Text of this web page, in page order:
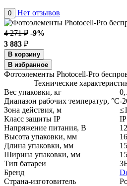
0 Нет отзывов
4 271 ₽ -9%
3 883 ₽
В корзину
В избранное
Фотоэлементы Photocell-Pro
Технические
Вес упаковки, кг
Диапазон рабочих температур, °С-
Зона действия, м
Класс защиты IP
Напряжение питания, В
Высота упаковки, мм
Длина упаковки, мм
Ширина упаковки, мм
Тип батареи
Бренд
Страна-изготовитель